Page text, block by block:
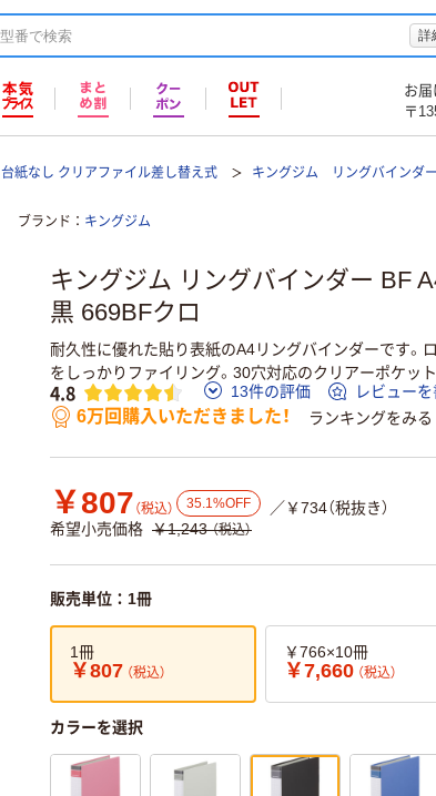
詳
お
〒
台紙なし クリアファイル差し替え式 キングジム リングバインダ
ブランド キングジム
キングジム リングバインダー BF
黒 669BFクロ
耐久性に優れた貼り表紙のA4リングバインダーです。
をしっかりファイリング。30穴対応のクリアーポケッ
4.8 13件の評価 レビューを
6万回購入いただきました！ ランキングをみる
￥807 （税込） 35.1%OFF
／￥734（税抜き）
希望小売価格 ￥1,243 （税込）
販売単位：1冊
1冊
￥807 （税込）
￥766×10冊
￥7,660 （税込）
カラーを選択